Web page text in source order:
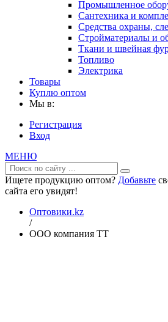
Промышленное
Сантехника и
Средства охраны,
Стройматериалы и
Ткани и швейная
Топливо
Электрика
Товары
Куплю оптом
Мы в:
Регистрация
Вход
МЕНЮ
Ищете продукцию оптом? Добавьте
сайта его увидят!
Оптовики.kz
/
ООО компания ТТ